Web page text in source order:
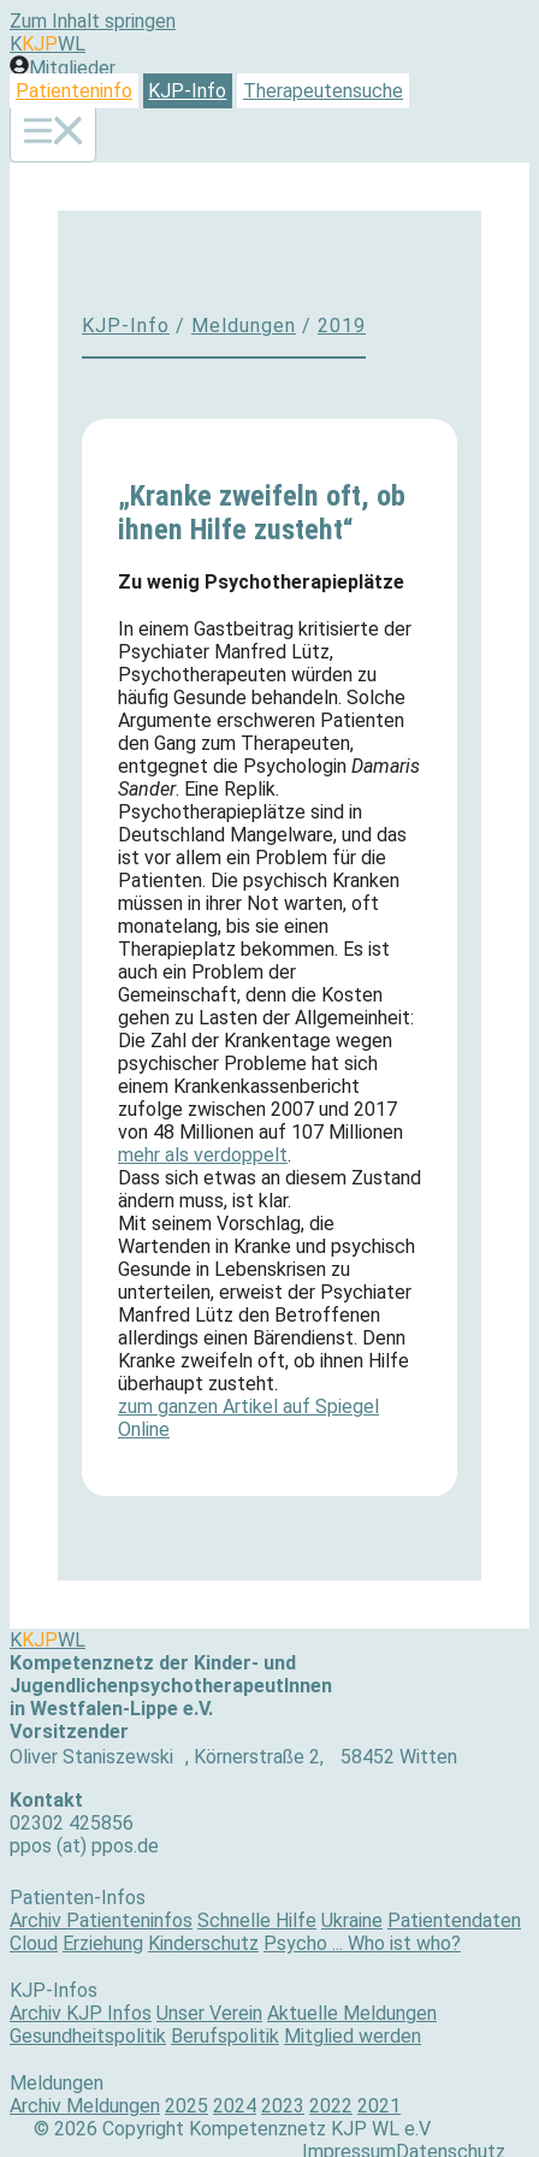
Zum Inhalt springen
KKJPWL
Mitglieder
Patienteninfo
KJP-Info Therapeutensuche
KJP-Info / Meldungen / 2019
„Kranke zweifeln oft, ob
ihnen Hilfe zusteht“
Zu wenig Psychotherapieplätze
In einem Gastbeitrag kritisierte der
Psychiater Manfred Lütz,
Psychotherapeuten würden zu
häufig Gesunde behandeln. Solche
Argumente erschweren Patienten
den Gang zum Therapeuten,
entgegnet die Psychologin Damaris
Sander. Eine Replik.
Psychotherapieplätze sind in
Deutschland Mangelware, und das
ist vor allem ein Problem für die
Patienten. Die psychisch Kranken
müssen in ihrer Not warten, oft
monatelang, bis sie einen
Therapieplatz bekommen. Es ist
auch ein Problem der
Gemeinschaft, denn die Kosten
gehen zu Lasten der Allgemeinheit:
Die Zahl der Krankentage wegen
psychischer Probleme hat sich
einem Krankenkassenbericht
zufolge zwischen 2007 und 2017
von 48 Millionen auf 107 Millionen
mehr als verdoppelt.
Dass sich etwas an diesem Zustand
ändern muss, ist klar.
Mit seinem Vorschlag, die
Wartenden in Kranke und psychisch
Gesunde in Lebenskrisen zu
unterteilen, erweist der Psychiater
Manfred Lütz den Betroffenen
allerdings einen Bärendienst. Denn
Kranke zweifeln oft, ob ihnen Hilfe
überhaupt zusteht.
zum ganzen Artikel auf Spiegel
Online
KKJPWL
Kompetenznetz der Kinder- und
JugendlichenpsychotherapeutInnen
in Westfalen-Lippe e.V.
Vorsitzender
Oliver Staniszewski , Körnerstraße 2, 58452 Witten
Kontakt
02302 425856
ppos (at) ppos.de
Patienten-Infos
Archiv Patienteninfos Schnelle Hilfe Ukraine Patientendaten
Cloud Erziehung Kinderschutz Psycho ... Who ist who?
KJP-Infos
Archiv KJP Infos Unser Verein Aktuelle Meldungen
Gesundheitspolitik Berufspolitik Mitglied werden
Meldungen
Archiv Meldungen 2025 2024 2023 2022 2021
© 2026 Copyright Kompetenznetz KJP WL e.V
ImpressumDatenschutz